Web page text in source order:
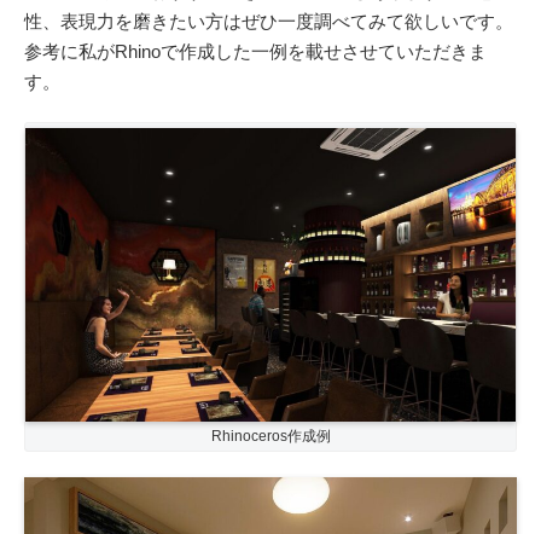
性、表現力を磨きたい方はぜひ一度調べてみて欲しいです。
参考に私がRhinoで作成した一例を載せさせていただきま
す。
Rhinoceros作成例